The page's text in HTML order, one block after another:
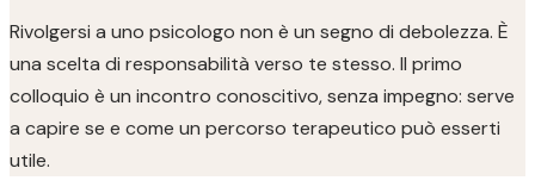
Rivolgersi a uno psicologo non è un segno di debolezza. È
una scelta di responsabilità verso te stesso. Il primo
colloquio è un incontro conoscitivo, senza impegno: serve
a capire se e come un percorso terapeutico può esserti
utile.